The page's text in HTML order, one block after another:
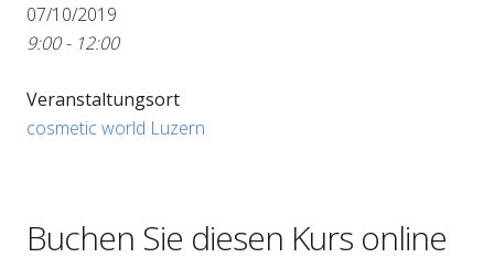
07/10/2019
9:00 - 12:00
Veranstaltungsort
cosmetic world Luzern
Buchen Sie diesen Kurs online